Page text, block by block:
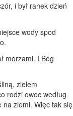
i był ranek dzień
wody spod
morzami. I Bóg
zielem
rodzi owoc według
na ziemi. Więc tak się